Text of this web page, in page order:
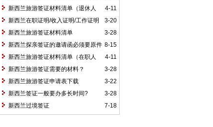
译成英文吗？
4-11
新西兰旅游签证材料清单（退休人
员）
3-20
新西兰在职证明/收入证明/工作证明
模板
3-28
新西兰旅游签证材料清单
8-15
新西兰探亲签证的邀请函必须要原件
吗？
4-11
新西兰旅游签证材料清单（在职人
员）
3-28
新西兰旅游签证需要的材料？
3-22
新西兰旅游签证申请表下载
3-28
新西兰签证一般要办多长时间?
7-18
新西兰过境签证